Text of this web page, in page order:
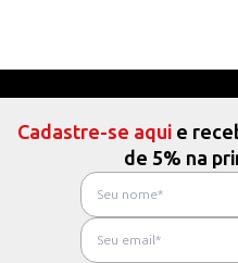
Cadastre-se aqui e
de 5% na